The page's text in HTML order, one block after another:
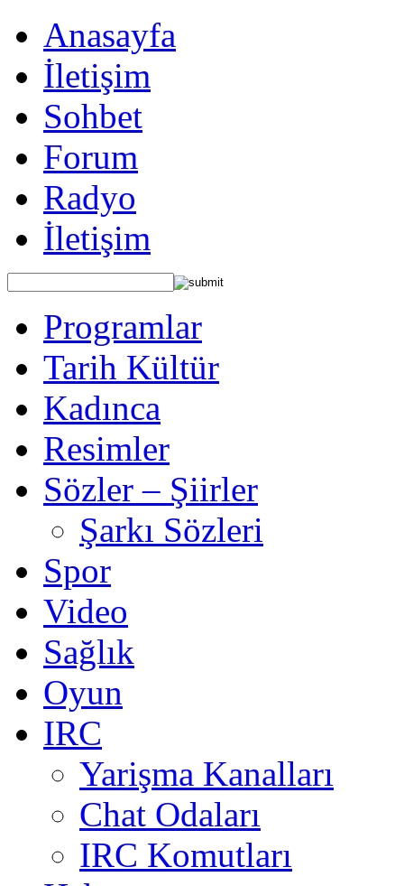
Anasayfa
İletişim
Sohbet
Forum
Radyo
İletişim
Programlar
Tarih Kültür
Kadınca
Resimler
Sözler – Şiirler
Şarkı Sözleri
Spor
Video
Sağlık
Oyun
IRC
Yarişma Kanalları
Chat Odaları
IRC Komutları